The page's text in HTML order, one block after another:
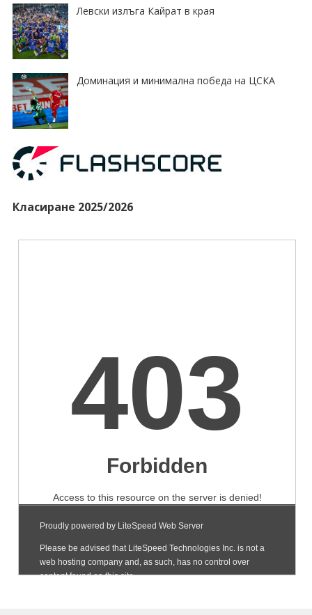
Левски излъга Кайрат в края
Доминация и минимална победа на ЦСКА
Класиране 2025/2026